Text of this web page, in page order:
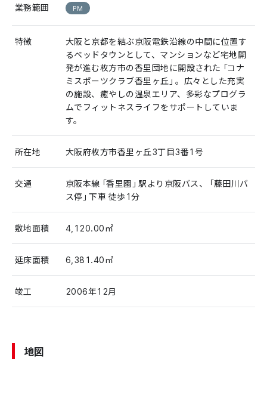
業務範囲 PM
特徴
大阪と京都を結ぶ京阪電鉄沿線の中間に位置す
るベッドタウンとして、マンションなど宅地開
発が進む枚方市の香里団地に開設された「コナ
ミスポーツクラブ香里ヶ丘」。広々とした充実
の施設、癒やしの温泉エリア、多彩なプログラ
ムでフィットネスライフをサポートしていま
す。
所在地 大阪府枚方市香里ヶ丘3丁目3番1号
交通
京阪本線「香里園」駅より京阪バス、「藤田川バ
ス停」下車 徒歩1分
敷地面積 4,120.00㎡
延床面積 6,381.40㎡
竣工 2006年12月
地図